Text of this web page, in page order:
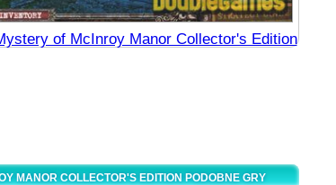
of McInroy Manor Collector's Edition
MANOR COLLECTOR'S EDITION PODOBNE GRY